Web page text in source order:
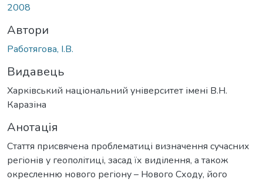
2008
Автори
Работягова, І.В.
Видавець
Харківський національний університет імені В.Н.
Каразіна
Анотація
Стаття присвячена проблематиці визначення сучасних
регіонів у геополітиці, засад їх виділення, а також
окресленню нового регіону – Нового Сходу, його